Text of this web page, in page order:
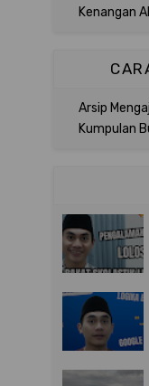
Kenangan
Arsip
Kumpulan